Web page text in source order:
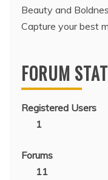
Beauty and
Capture your best
FORUM
Registered Users
1
Forums
11